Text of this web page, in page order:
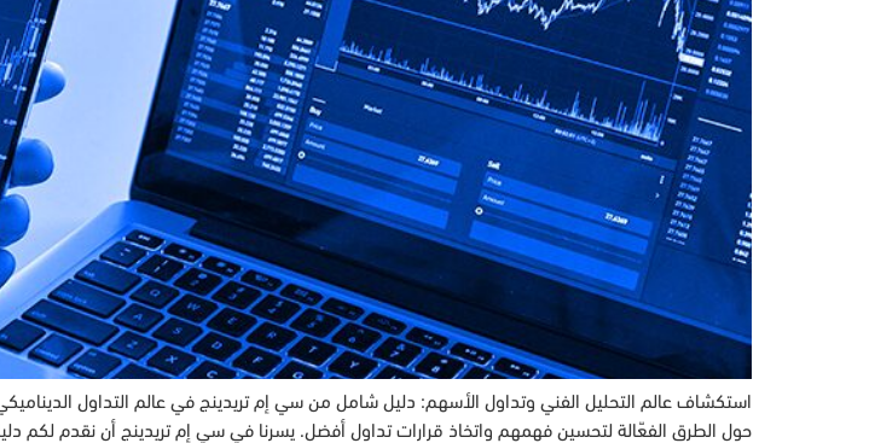
حول الطرق الفعّالة لتحسين فهمهم واتخاذ قرارات تداول أفضل. يسرنا في سي إم تريدينج أن نقدم لكم